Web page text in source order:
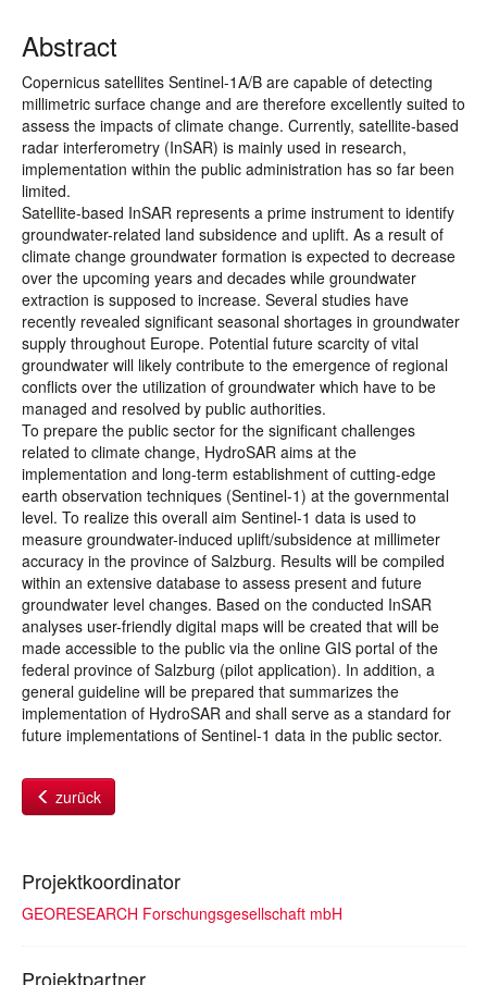
Abstract
Copernicus satellites Sentinel-1A/B are capable of detecting
millimetric surface change and are therefore excellently suited to
assess the impacts of climate change. Currently, satellite-based
radar interferometry (InSAR) is mainly used in research,
implementation within the public administration has so far been
limited.
Satellite-based InSAR represents a prime instrument to identify
groundwater-related land subsidence and uplift. As a result of
climate change groundwater formation is expected to decrease
over the upcoming years and decades while groundwater
extraction is supposed to increase. Several studies have
recently revealed significant seasonal shortages in groundwater
supply throughout Europe. Potential future scarcity of vital
groundwater will likely contribute to the emergence of regional
conflicts over the utilization of groundwater which have to be
managed and resolved by public authorities.
To prepare the public sector for the significant challenges
related to climate change, HydroSAR aims at the
implementation and long-term establishment of cutting-edge
earth observation techniques (Sentinel-1) at the governmental
level. To realize this overall aim Sentinel-1 data is used to
measure groundwater-induced uplift/subsidence at millimeter
accuracy in the province of Salzburg. Results will be compiled
within an extensive database to assess present and future
groundwater level changes. Based on the conducted InSAR
analyses user-friendly digital maps will be created that will be
made accessible to the public via the online GIS portal of the
federal province of Salzburg (pilot application). In addition, a
general guideline will be prepared that summarizes the
implementation of HydroSAR and shall serve as a standard for
future implementations of Sentinel-1 data in the public sector.
zurück
Projektkoordinator
GEORESEARCH Forschungsgesellschaft mbH
Projektpartner